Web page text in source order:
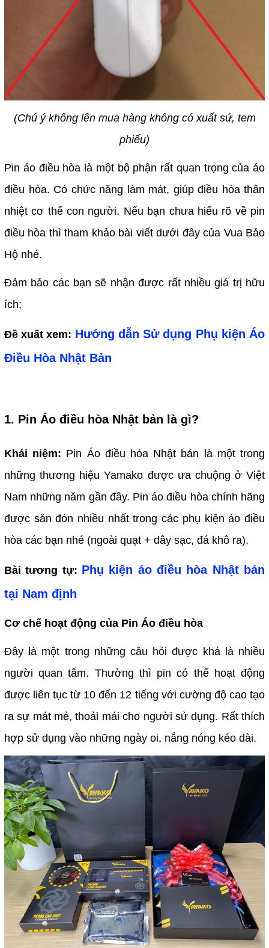
(Chú ý không lên mua hàng không có xuất sứ, tem
phiếu)
Pin áo điều hòa là một bộ phận rất quan trọng của áo
điều hòa. Có chức năng làm mát, giúp điều hòa thân
nhiệt cơ thể con người. Nếu bạn chưa hiểu rõ về pin
điều hòa thì tham khảo bài viết dưới đây của Vua Bảo
Hộ nhé.
Đảm bảo các bạn sẽ nhận được rất nhiều giá trị hữu
ích;
Đề xuất xem: Hướng dẫn Sử dụng Phụ kiện Áo
Điều Hòa Nhật Bản
1. Pin Áo điều hòa Nhật bản là gì?
Khái niệm: Pin Áo điều hòa Nhật bản là một trong
những thương hiệu Yamako được ưa chuộng ở Việt
Nam những năm gần đây. Pin áo điều hòa chính hãng
được săn đón nhiều nhất trong các phụ kiện áo điều
hòa các bạn nhé (ngoài quạt + dây sạc, đá khô ra).
Bài tương tự: Phụ kiện áo điều hòa Nhật bản
tại Nam định
Cơ chế hoạt động của Pin Áo điều hòa
Đây là một trong những câu hỏi được khá là nhiều
người quan tâm. Thường thì pin có thể hoạt động
được liên tục từ 10 đến 12 tiếng với cường độ cao tạo
ra sự mát mẻ, thoải mái cho người sử dụng. Rất thích
hợp sử dụng vào những ngày oi, nắng nóng kéo dài.